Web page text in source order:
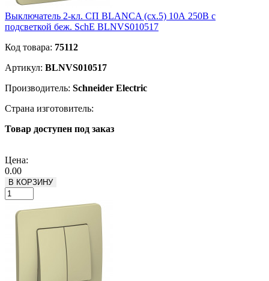
Выключатель 2-кл. СП BLANCA (сх.5) 10А 250В с
подсветкой беж. SchE BLNVS010517
Код товара: 75112
Артикул: BLNVS010517
Производитель: Schneider Electric
Страна изготовитель:
Товар доступен под заказ
Цена:
0.00
В КОРЗИНУ